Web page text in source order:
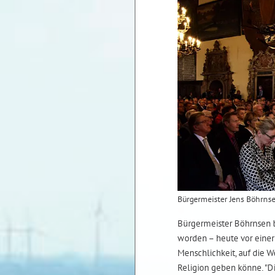
Bürgermeister Jens
Bürgermeister Böhrnsen
worden – heute vor
Menschlichkeit, auf die
Religion geben könne.